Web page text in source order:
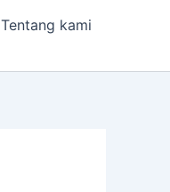
Tentang kami